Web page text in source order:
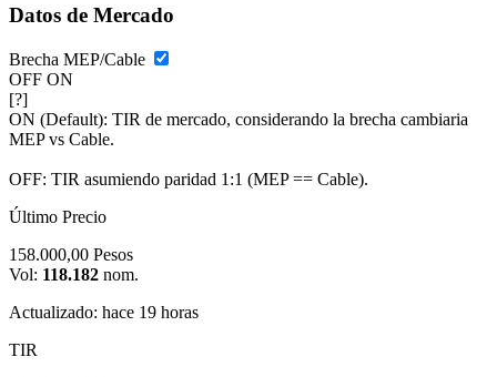
Datos de Mercado
Brecha MEP/Cable
OFF ON
[?]
ON (Default): TIR de mercado, considerando la brecha cambiaria
MEP vs Cable.
OFF: TIR asumiendo paridad 1:1 (MEP == Cable).
Último Precio
158.000,00 Pesos
Vol: 118.182 nom.
Actualizado: hace 19 horas
TIR